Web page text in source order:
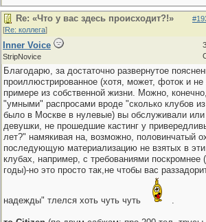
Re: «Что у вас здесь происходит?!»
[Re: коллега]
Inner Voice
StripNovice
Благодарю, за достаточно развернутое
проиллюстрированное (хотя, может, фоток и не
примере из собственной жизни. Можно,
"умными" распросами вроде "сколько клубов
было в Москве в нулевые) вы обслуживали или
девушки, не прошедшие кастинг у
лет?" намякивая на, возможно, половинчатый
последующую материализацию не взятых в
клубах, например, с требованиями поскромнее
годы)-но это просто так,не чтобы вас
надежды" тлелся хоть чуть чуть .